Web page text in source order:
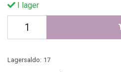
I lager
Lagersaldo: 17